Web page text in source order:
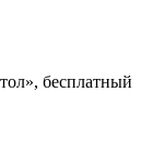
бесплатный